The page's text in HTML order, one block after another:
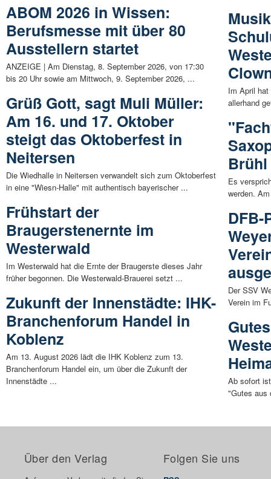
ABOM 2026 in Wissen:
Berufsmesse mit über 80
Ausstellern startet
ANZEIGE | Am Dienstag, 8. September 2026, von 17:30
bis 20 Uhr sowie am Mittwoch, 9. September 2026, ...
Grüß Gott, sagt Muli Müller:
Am 16. und 17. Oktober
steigt das Oktoberfest in
Neitersen
Die Wiedhalle in Neitersen verwandelt sich zum Oktoberfest
in eine "Wiesn-Halle" mit authentisch bayerischer ...
Frühstart der
Braugerstenernte im
Westerwald
Im Westerwald hat die Ernte der Braugerste dieses Jahr
früher begonnen. Die Westerwald-Brauerei setzt ...
Zukunft der Innenstädte: IHK-
Branchenforum Handel in
Koblenz
Am 13. August 2026 lädt die IHK Koblenz zum 13.
Branchenforum Handel ein, um über die Zukunft der
Innenstädte ...
Im April
allerhand
Es
werden.
DFB-
Der SSV
Verein im
Ab sofort
"Gutes aus
Über den Verlag Folgen Sie uns